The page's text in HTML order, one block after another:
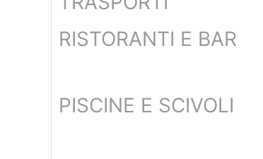
RISTORANTI E BAR
PISCINE E SCIVOLI